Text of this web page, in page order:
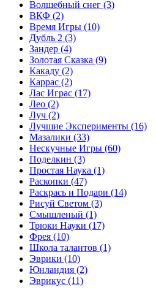
Волшебный снег (3)
ВКФ (2)
Время Игры (10)
Дубль 2 (3)
Зандер (4)
Золотая Сказка (9)
Какаду (2)
Каррас (2)
Лас Играс (17)
Лео (2)
Луч (2)
Лучшие Эксперименты (16)
Мазалики (33)
Нескучные Игры (60)
Поделкин (3)
Простая Наука (1)
Раскопки (47)
Раскрась и Подари (14)
Рисуй Светом (3)
Смышленый (1)
Трюки Науки (17)
Фрея (10)
Школа талантов (1)
Эврики (10)
Юнландия (2)
Эврикус (11)